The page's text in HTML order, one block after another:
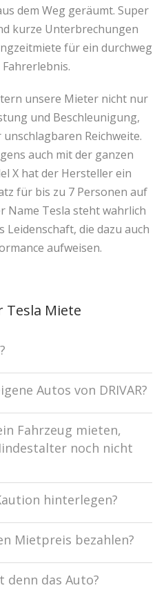
dem Weg geräumt. Super
kurze Unterbrechungen
für ein durchweg
unsere Mieter nicht nur
und Beschleunigung,
Reichweite.
auch mit der ganzen
X hat der Hersteller ein
für bis zu 7 Personen auf
Name Tesla steht wahrlich
die dazu auch
aufweisen.
Tesla Miete
Autos von DRIVAR?
Fahrzeug mieten,
noch nicht
hinterlegen?
Mietpreis bezahlen?
denn das Auto?